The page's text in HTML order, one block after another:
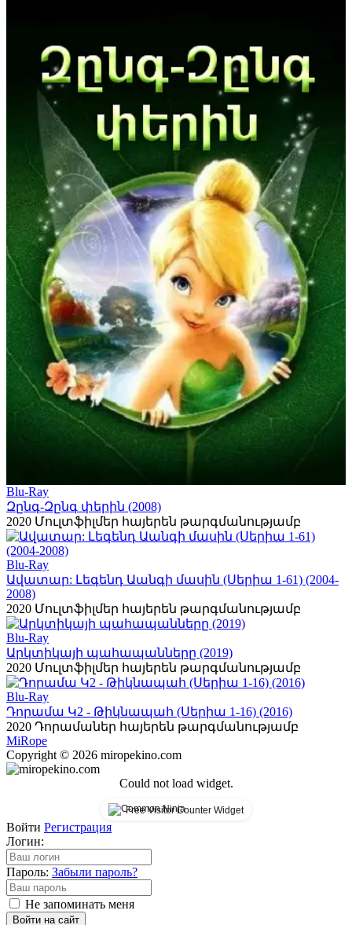
Blu-Ray
Զընգ-Զընգ փերին (2008)
2020 Մուլտֆիլմեր հայերեն թարգմանությամբ
Blu-Ray
Ավատար: Լեգենդ Աանգի մասին (Սերիա 1-61) (2004-
2008)
2020 Մուլտֆիլմեր հայերեն թարգմանությամբ
Blu-Ray
Արկտիկայի պահապանները (2019)
2020 Մուլտֆիլմեր հայերեն թարգմանությամբ
Blu-Ray
Դորամա Կ2 - Թիկնապահ (Սերիա 1-16) (2016)
2020 Դորամաներ հայերեն թարգմանությամբ
MiRope
Copyright © 2026 miropekino.com
Could not load widget.
Free Visitor Counter Widget
Войти Регистрация
Логин:
Пароль: Забыли пароль?
Не запоминать меня
Войти на сайт